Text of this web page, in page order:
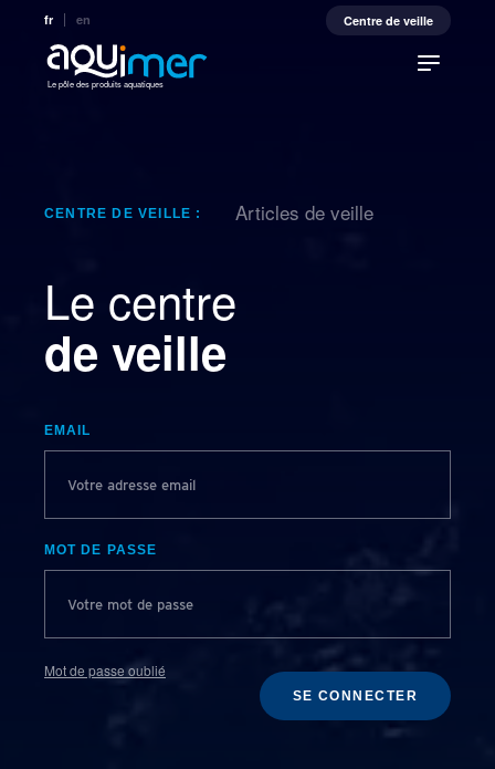
fr en Centre de veille
Le pôle des produits aquatiques
CENTRE DE VEILLE : Articles de veille
Le centre
de veille
EMAIL
MOT DE PASSE
Mot de passe oublié
SE CONNECTER